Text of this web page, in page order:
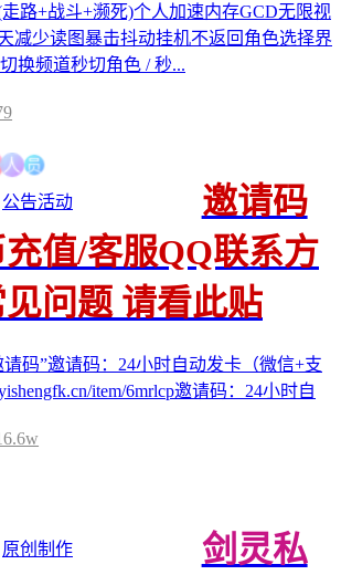
路+战斗+濒死)个人加速内存GCD无限视
减少读图暴击抖动挂机不返回角色选择界
换频道秒切角色 / 秒...
人员
公告活动
邀请码
值/客服QQ联系方
问题 请看此贴
码”邀请码：24小时自动发卡（微信+支
item/6mrlcp邀请码：24小时自
原创制作
剑灵私